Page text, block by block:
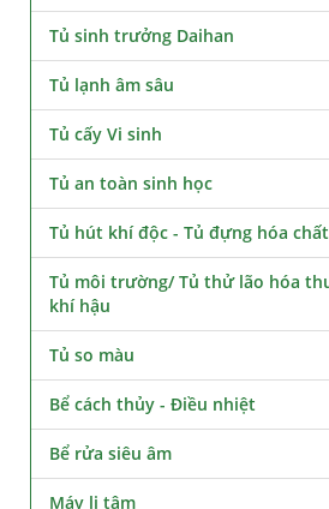
Tủ sinh trưởng Daihan
Tủ lạnh âm sâu
Tủ cấy Vi sinh
Tủ an toàn sinh học
Tủ hút khí độc - Tủ đựng hóa chất
Tủ môi trường/ Tủ thử lão hóa
khí hậu
Tủ so màu
Bể cách thủy - Điều nhiệt
Bể rửa siêu âm
Máy li tâm